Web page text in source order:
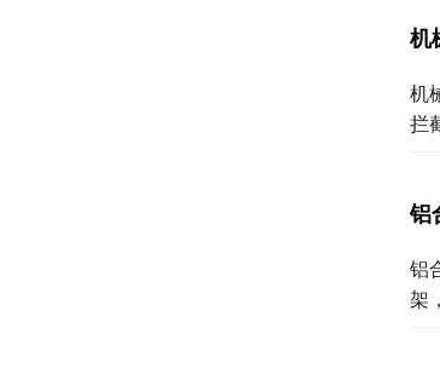
机
机
拦
铝
铝
架